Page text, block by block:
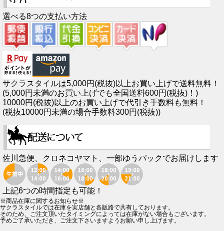
選べる8つの支払い方法
サクラスタイルは5,000円(税抜)以上お買い上げで送料無料！
(5,000円未満のお買い上げでも全国送料600円(税抜)！)
10000円(税抜)以上のお買い上げで代引き手数料も無料！
(税抜10000円未満の場合手数料300円(税抜))
佐川急便、クロネコヤマト、一部ゆうパックでお届けします
上記6つの時間指定も可能！
※商品在庫に関するお知らせ※
サクラスタイルでは在庫を実店舗と各販路で共有しております。
そのため、ご注文頂いたタイミングによっては在庫がない場合もございます。
予めご了承いただき、ご注文下さいますようお願い申し上げます。